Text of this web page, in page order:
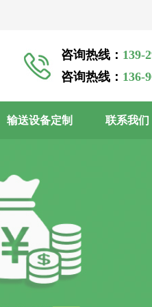
输送设备定制 联系我们
咨询热线： 139-
咨询热线： 136-